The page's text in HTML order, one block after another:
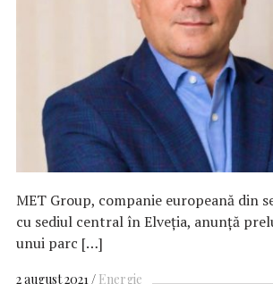
MET Group, companie europeană din
cu sediul central în Elveția, anunță
unui parc […]
2 august 2021 Energie